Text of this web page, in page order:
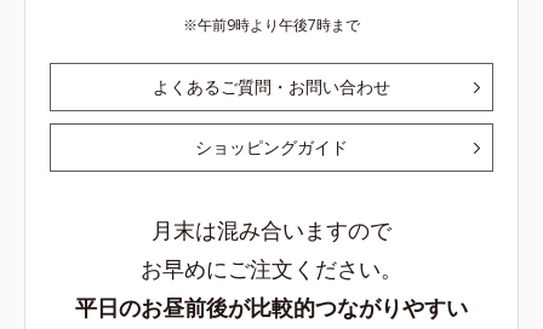
午前9時より午後7時まで
よくあるご質問・お問い合わせ
ショッピングガイド
月末は混み合いますので
お早めにご注文ください。
平日のお昼前後が比較的つながりやすい